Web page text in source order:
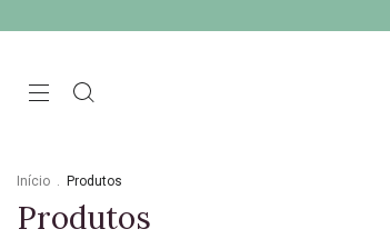
Início . Produtos
Produtos